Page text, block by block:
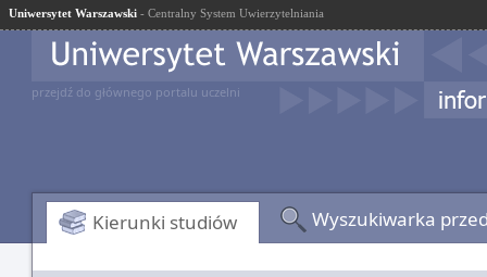
Uniwersytet Warszawski - Centralny System Uwierzytelniania
przejdź do głównego portalu uczelni
Kierunki studiów Wyszukiwarka